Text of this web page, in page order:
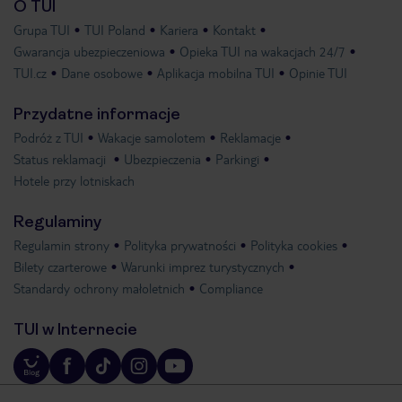
O TUI
Grupa TUI TUI Poland Kariera
Kontakt
Gwarancja ubezpieczeniowa
Opieka TUI na wakacjach 24/7
TUI.cz
Dane osobowe Aplikacja mobilna TUI Opinie TUI
Przydatne informacje
Podróż z TUI Wakacje samolotem
Reklamacje
Status reklamacji
Ubezpieczenia
Parkingi
Hotele przy lotniskach
Regulaminy
Regulamin strony Polityka prywatności
Polityka cookies
Bilety czarterowe
Warunki imprez turystycznych
Standardy ochrony małoletnich
Compliance
TUI w Internecie